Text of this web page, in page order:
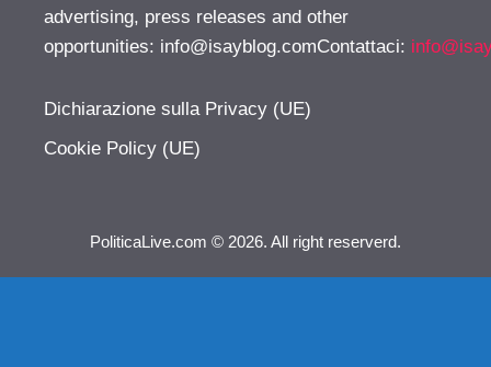
advertising, press releases and other
opportunities: info@isayblog.comContattaci:
Dichiarazione sulla Privacy (UE)
Cookie Policy (UE)
PoliticaLive.com © 2026. All right reserverd.